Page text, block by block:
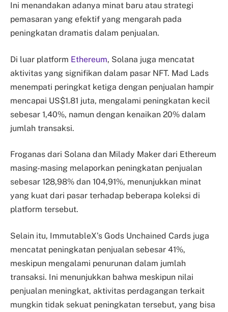
Ini menandakan adanya minat baru atau strategi
pemasaran yang efektif yang mengarah pada
peningkatan dramatis dalam penjualan.
Di luar platform Ethereum, Solana juga mencatat
aktivitas yang signifikan dalam pasar NFT. Mad Lads
menempati peringkat ketiga dengan penjualan hampir
mencapai US$1.81 juta, mengalami peningkatan kecil
sebesar 1,40%, namun dengan kenaikan 20% dalam
jumlah transaksi.
Froganas dari Solana dan Milady Maker dari Ethereum
masing-masing melaporkan peningkatan penjualan
sebesar 128,98% dan 104,91%, menunjukkan minat
yang kuat dari pasar terhadap beberapa koleksi di
platform tersebut.
Selain itu, ImmutableX’s Gods Unchained Cards juga
mencatat peningkatan penjualan sebesar 41%,
meskipun mengalami penurunan dalam jumlah
transaksi. Ini menunjukkan bahwa meskipun nilai
penjualan meningkat, aktivitas perdagangan terkait
mungkin tidak sekuat peningkatan tersebut, yang bisa